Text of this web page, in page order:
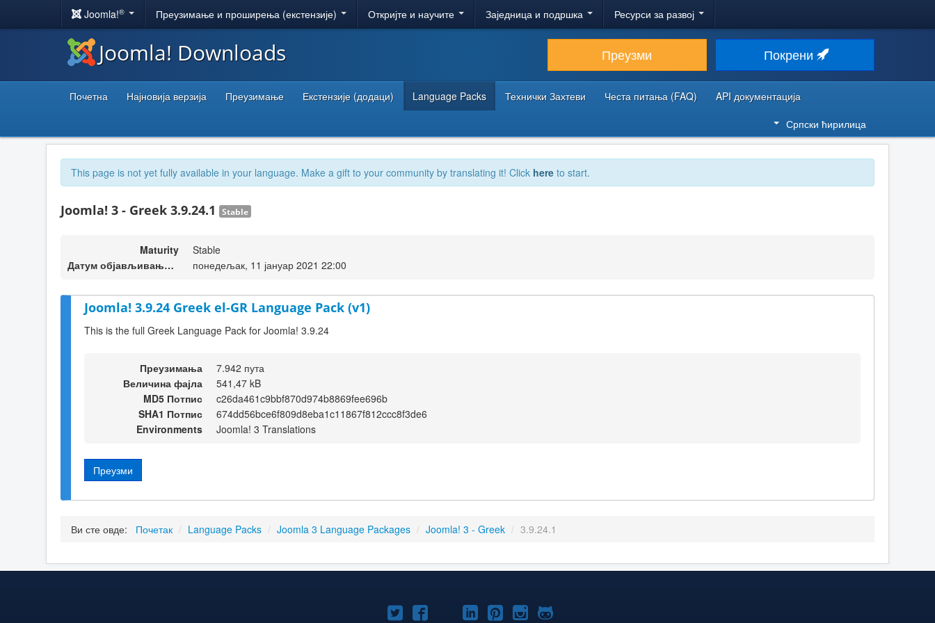
Joomla!® Преузимање и проширења (екстензије) Откријте и научите Заједница и подршка Ресурси за развој
Joomla! Downloads Преузми Покрени
Почетна Најновија верзија Преузимање Екстензије (додаци) Language Packs Технички Захтеви Честа питања (FAQ)
API документација
Српски ћирилица
This page is not yet fully available in your language. Make a gift to your community by translating it! Click here to start.
Joomla! 3 - Greek 3.9.24.1 Stable
Maturity
Stable
Датум објављивања верзије
понедељак, 11 јануар 2021 22:00
Joomla! 3.9.24 Greek el-GR Language Pack (v1)
This is the full Greek Language Pack for Joomla! 3.9.24
Преузимања
7.942 пута
Величина фајла
541,47 kB
MD5 Потпис
c26da461c9bbf870d974b8869fee696b
SHA1 Потпис
674dd56bce6f809d8eba1c11867f812ccc8f3de6
Environments
Joomla! 3 Translations
Преузми
Ви сте овде: Почетак / Language Packs / Joomla 3 Language Packages / Joomla! 3 - Greek / 3.9.24.1
Joomla!Joomla!Joomla!
Joomla!Joomla!
Joomla!Joomla!